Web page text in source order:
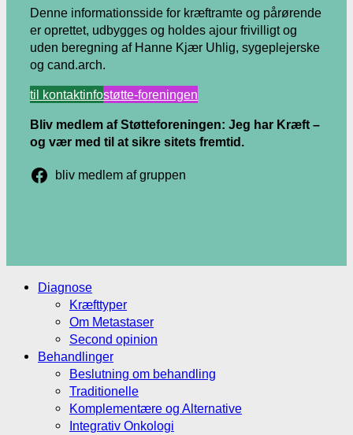
Denne informationsside for kræftramte og pårørende
er oprettet, udbygges og holdes ajour frivilligt og
uden beregning af Hanne Kjær Uhlig, sygeplejerske
og cand.arch.
til kontaktinfostøtte-foreningen
Bliv medlem af Støtteforeningen: Jeg har Kræft –
og vær med til at sikre sitets fremtid.
bliv medlem af gruppen
Diagnose
Kræfttyper
Om Metastaser
Second opinion
Behandlinger
Beslutning om behandling
Traditionelle
Komplementære og Alternative
Integrativ Onkologi